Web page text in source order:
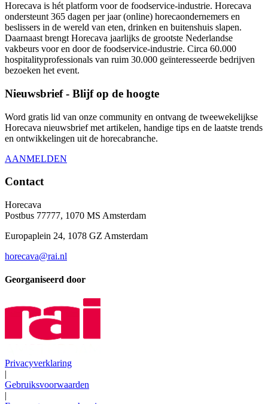
Horecava is hét platform voor de foodservice-industrie. Horecava
ondersteunt 365 dagen per jaar (online) horecaondernemers en
beslissers in de wereld van eten, drinken en buitenshuis slapen.
Daarnaast brengt Horecava jaarlijks de grootste Nederlandse
vakbeurs voor en door de foodservice-industrie. Circa 60.000
hospitalityprofessionals van ruim 30.000 geïnteresseerde bedrijven
bezoeken het event.
Nieuwsbrief - Blijf op de hoogte
Word gratis lid van onze community en ontvang de tweewekelijkse
Horecava nieuwsbrief met artikelen, handige tips en de laatste trends
en ontwikkelingen uit de horecabranche.
AANMELDEN
Contact
Horecava
Postbus 77777, 1070 MS Amsterdam
Europaplein 24, 1078 GZ Amsterdam
horecava@rai.nl
Georganiseerd door
Privacyverklaring
|
Gebruiksvoorwaarden
|